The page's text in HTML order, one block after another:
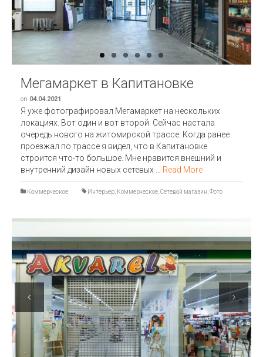
Next
Мегамаркет в Капитановке
on 04.04.2021
Я уже фотографировал Мегамаркет на нескольких
локациях. Вот один и вот второй. Сейчас настала
очередь нового на житомирской трассе. Когда ранее
проезжал по трассе я видел, что в Капитановке
строится что-то большое. Мне нравится внешний и
внутренний дизайн новых сетевых … Read More
Коммерческое Интерьер Коммерческое Сетевой магазин Фото
Previous Next